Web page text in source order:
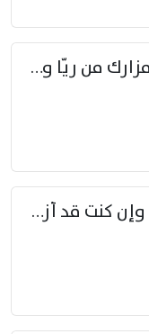
حننت إلى ريّا ونفسك باعدت … مزارك من ريّا وشعباكما معا
أفاطم مهلا بعض هذا التدلل … وإن كنت قد أزمعت صرمي فأجملي